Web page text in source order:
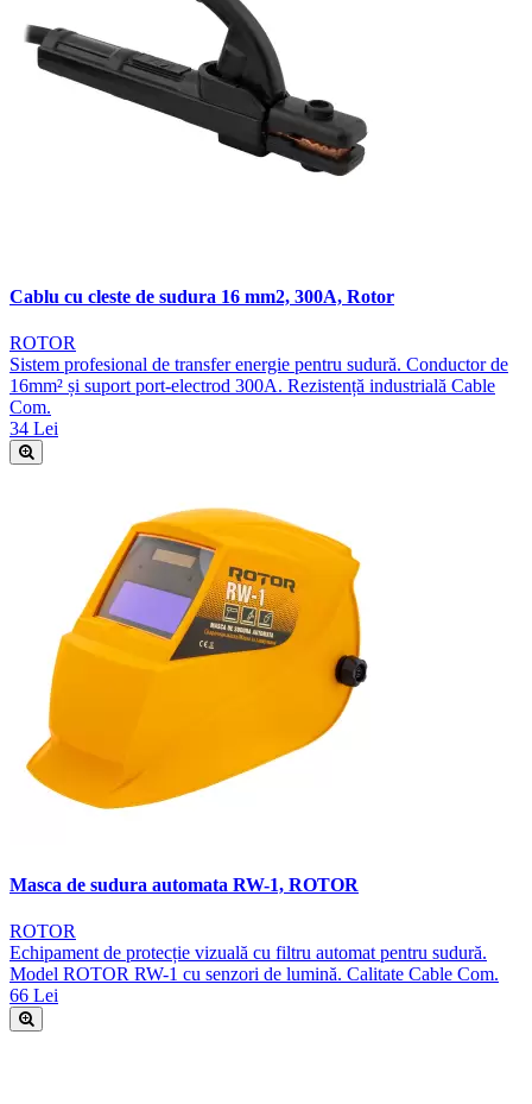
Cablu cu cleste de sudura 16 mm2, 300A, Rotor
ROTOR
Sistem profesional de transfer energie pentru sudură. Conductor de
16mm² și suport port-electrod 300A. Rezistență industrială Cable
Com.
34 Lei
Masca de sudura automata RW-1, ROTOR
ROTOR
Echipament de protecție vizuală cu filtru automat pentru sudură.
Model ROTOR RW-1 cu senzori de lumină. Calitate Cable Com.
66 Lei